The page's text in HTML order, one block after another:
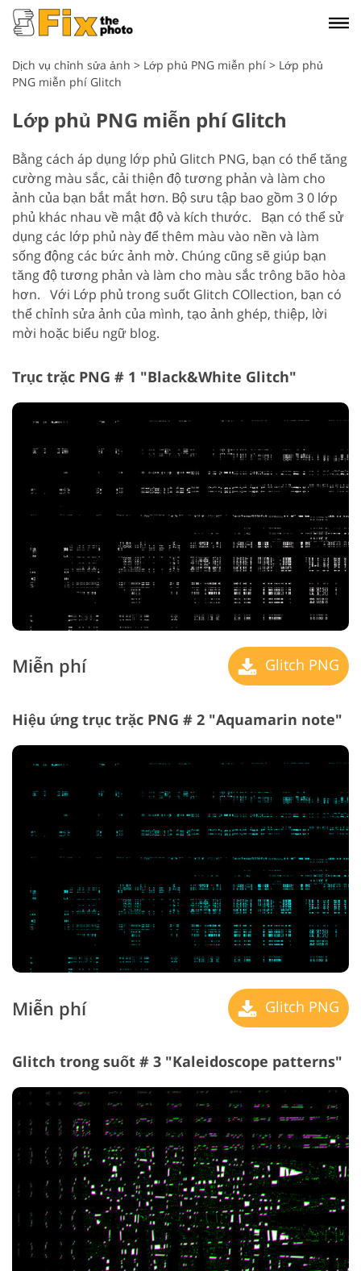
Dịch vụ chỉnh sửa ảnh > Lớp phủ PNG miễn phí > Lớp phủ
PNG miễn phí Glitch
Lớp phủ PNG miễn phí Glitch
Bằng cách áp dụng lớp phủ Glitch PNG, bạn có thể tăng
cường màu sắc, cải thiện độ tương phản và làm cho
ảnh của bạn bắt mắt hơn. Bộ sưu tập bao gồm 30 lớp
phủ khác nhau về mật độ và kích thước. Bạn có thể sử
dụng các lớp phủ này để thêm màu vào nền và làm
sống động các bức ảnh mờ. Chúng cũng sẽ giúp bạn
tăng độ tương phản và làm cho màu sắc trông bão hòa
hơn. Với Lớp phủ trong suốt Glitch COllection, bạn có
thể chỉnh sửa ảnh của mình, tạo ảnh ghép, thiệp, lời
mời hoặc biểu ngữ blog.
Trục trặc PNG # 1 "Black&White Glitch"
Miễn phí Glitch PNG
Hiệu ứng trục trặc PNG # 2 "Aquamarin note"
Miễn phí Glitch PNG
Glitch trong suốt # 3 "Kaleidoscope patterns"